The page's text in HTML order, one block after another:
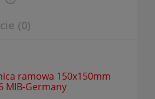
kosztów płatności
(0)
ramowa 150x150mm
MIB-Germany